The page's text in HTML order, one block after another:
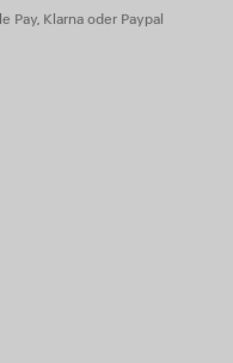
Pay, Klarna oder Paypal